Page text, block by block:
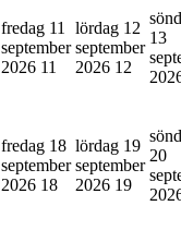
fredag 11
september
2026 11
lördag 12
september
2026 12
13
fredag 18
september
2026 18
lördag 19
september
2026 19
20